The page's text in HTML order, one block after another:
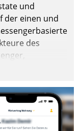
und
der einen und
des
oder